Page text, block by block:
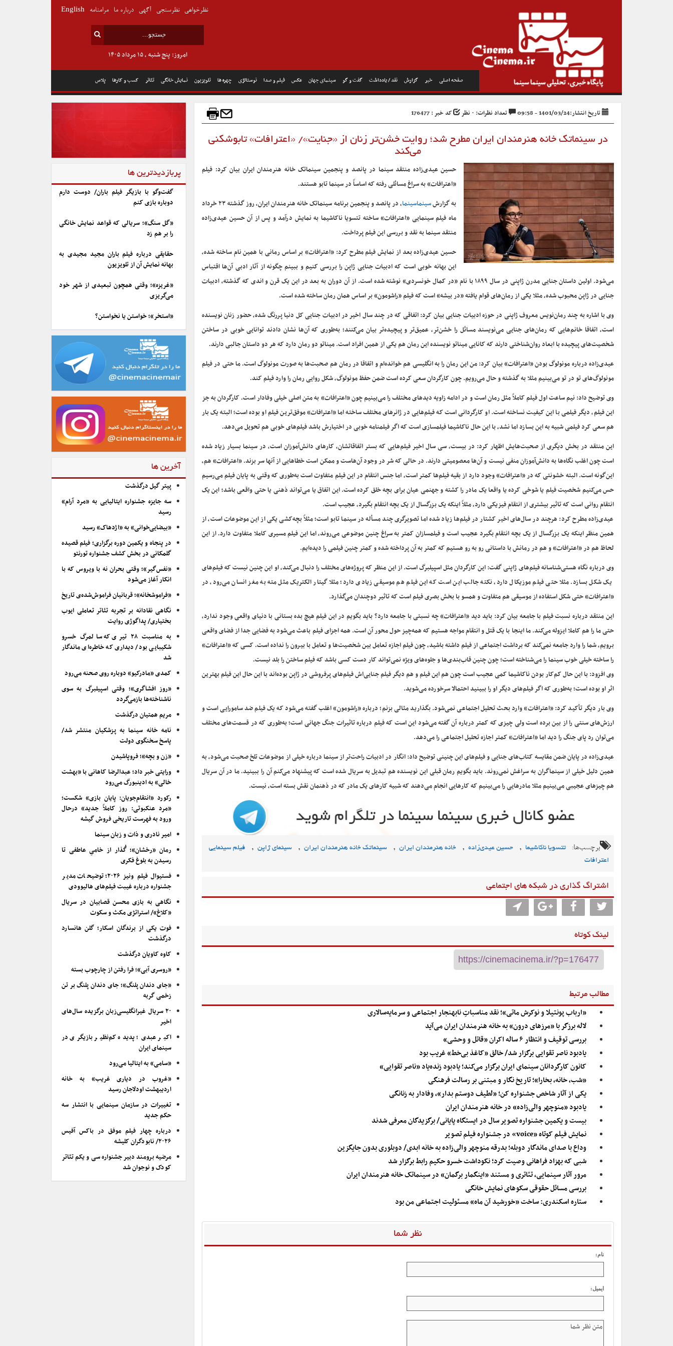
صفحه اصلی خبر گزارش نقد / یادداشت گفت و گو سینمای جهان عکس فیلم و صدا نوستالژی چهره ها تلویزیون نمایش خانگی تئاتر کسب و کارها پلاس
امروز: پنج شنبه , ۱۵ مرداد ۱۴۰۵
نظرخواهی نظرسنجی آگهی درباره ما مرامنامه English
تاریخ انتشار:1401/03/24 - 09:58 تعداد نظرات: ۰ نظر کد خبر : 176477
در سینماتک خانه هنرمندان ایران مطرح شد؛ روایت خشن‌تر زنان از «جنایت»/ «اعترافات» تابوشکنی
می‌کند
حسین عیدی‌زاده منتقد سینما در پانصد و پنجمین سینماتک خانه هنرمندان ایران بیان کرد: فیلم
«اعترافات» به سراغ مسائلی رفته که اساساً در سینما تابو هستند.
به گزارشسینماسینما
، در پانصد و پنجمین برنامه سینماتک خانه هنرمندان ایران، روز گذشته ۲۳ خرداد
ماه فیلم سینمایی «اعترافات» ساخته تتسویا ناکاشیما به نمایش درآمد و پس از آن حسین عیدی‌زاده
منتقد سینما به نقد و بررسی این فیلم پرداخت.
حسین عیدی‌زاده بعد از نمایش فیلم مطرح کرد: «اعترافات» بر اساس رمانی با همین نام ساخته شده،
این بهانه خوبی است که ادبیات جنایی ژاپن را بررسی کنیم و ببینم چگونه از آثار ادبی آن‌ها اقتباس
می‌شود. اولین داستان جنایی مدرن ژاپنی در سال ۱۸۹۹ با نام «در کمال خونسردی» نوشته شده است. از آن دوران به بعد در این یک قرن و اندی که گذشته، ادبیات
جنایی در ژاپن محبوب شده، مثلا یکی از رمان‌های قوام یافته‌ «در بیشه» است که فیلم «راشومون» بر اساس همان رمان ساخته شده است.
وی با اشاره به چند رمان‌نویس معروف ژاپنی در حوزه ادبیات جنایی بیان کرد: اتفاقی که در چند سال اخیر در ادبیات جنایی کل دنیا پررنگ شده، حضور زنان نویسنده
است، اتفاقا خانم‌هایی که رمان‌های جنایی می‌نویسند مسائل را خشن‌تر، عمیق‌تر و پیچیده‌تر بیان می‌کنند؛ به‌طوری که آن‌ها نشان دادند توانایی خوبی در ساختن
شخصیت‌های پیچیده با ابعاد روان‌شناختی دارند که کانایی میناتو نویسنده این رمان هم یکی از همین افراد است. میناتو دو رمان دارد که هر دو داستان جالبی دارند.
عیدی‌زاده درباره مونولوگ بودن «اعترافات» بیان کرد: من این رمان را به انگلیسی هم خوانده‌ام و اتفاقا در رمان هم صحبت‌ها به صورت مونولوگ است. ما حتی در فیلم
مونولوگ‌های تو در تو می‌بینیم مثلا به گذشته و حال می‌رویم. چون کارگردان سعی کرده است ضمن حفظ مونولوگ، شکل روایی رمان را وارد فیلم کند.
وی توضیح داد: نیم ساعت اول فیلم کاملاً مثل رمان است و در ادامه زاویه دیدهای مختلف را می‌بینیم چون «اعترافات» به متن اصلی خیلی وفادار است. کارگردان به جز
این فیلم، دیگر فیلمی با این کیفیت نساخته است. او کارگردانی است که فیلم‌هایی در ژانرهای مختلف ساخته اما «اعترافات» موفق‌ترین فیلم او بوده است؛ البته یک بار
هم سعی کرد فیلمی شبیه به این بسازد اما نشد، با این حال ناکاشیما فیلمسازی است که اگر فیلمنامه خوبی در اختیارش باشد فیلم‌های خوبی هم تحویل می‌دهد.
این منتقد در بخش دیگری از صحبت‌هایش اظهار کرد: در بیست، سی سال اخیر فیلم‌هایی که بستر اتفاقاتشان، کارهای دانش‌آموزان است، در سینما بسیار زیاد شده
است چون اغلب نگاه‌ها به دانش‌آموزان منفی نیست و آن‌ها معصومیتی دارند. در حالی که شر‌ در وجود آن‌هاست و ممکن است خطاهایی از آنها سر بزند. «اعترافات» هم،
این‌گونه است. البته خشونتی که در «اعترافات» وجود دارد از بقیه فیلم‌ها کمتر است، اما جنس انتقام در این فیلم متفاوت است به‌طوری که وقتی به پایان فیلم می‌رسیم
حس می‌کنیم شخصیت فیلم یا شوخی کرده یا واقعا یک مادر را کشته و جهنمی عیان برای بچه خلق کرده است. این اتفاق یا می‌تواند ذهنی یا حتی واقعی باشد؛ این یک
انتقام روانی است که تاثیر بیشتری از انتقام فیزیکی دارد، مثلاً اینکه یک بزرگسال از یک بچه انتقام بگیرد، عجیب است.
عیدی‌زاده مطرح کرد: هرچند در سال‌های اخیر کشتار در فیلم‌ها زیاد شده اما تصویرگری چند مسأله در سینما تابو است؛ مثلاً بچه‌کشی یکی از این موضوعات است، از
همین منظر اینکه یک بزرگسال از یک بچه انتقام بگیرد عجیب است و فیلمسازان کمتر به سراغ چنین موضوعی می‌روند، اما این فیلم مسیری کاملا متفاوت دارد. از این
لحاظ هم در «اعترافات» و هم در رمانش با داستانی رو به رو هستیم که کمتر به آن پرداخته شده و کمتر چنین فیلمی را دیده‌ایم.
وی درباره نگاه هستی‌شناسانه فیلم‌های ژاپنی گفت: این کارگردان مثل اسپیلبرگ است. از این منظر که پروژه‌های مختلف را دنبال می‌کند، او این چنین نیست که فیلم‌های
یک شکل بسازد. مثلا حتی فیلم موزیکال دارد، نکته جالب این است که این فیلم هم موسیقی زیادی دارد؛ مثلا گیتار الکتریک مثل مته به مغز انسان می‌رود، در
«اعترافات» حتی شکل استفاده از موسیقی هم متفاوت و همسو با بخش بصری فیلم است که تاثیر دوچندان می‌گذارد.
این منتقد درباره نسبت فیلم با جامعه بیان کرد: باید دید «اعترافات» چه نسبتی با جامعه دارد؟ باید بگویم در این فیلم هیچ بده بستانی با دنیای واقعی وجود ندارد،
حتی ما را هم کاملا ایزوله می‌کند. ما اینجا با یک قتل و انتقام مواجه هستیم که همه‌چیز حول محور آن است. همه اجزای فیلم باعث می‌شود به فضایی جدا از فضای واقعی
برویم، شما را وارد جامعه نمی‌کند که برداشت اجتماعی از فیلم داشته باشید، چون فیلم اجازه تعامل بین شخصیت‌ها و تعامل با بیرون‌ را نداده است. کسی که «اعترافات»
را ساخته خیلی خوب سینما را می‌شناخته است؛ چون چنین قاب‌بندی‌ها و جلوه‌های ویژه نمی‌تواند کار دست کسی باشد که فیلم ساختن را بلد نیست.
وی افزود: با این حال کم‌کار بودن ناکاشیما کمی عجیب است چون هم این فیلم و هم دیگر فیلم جنایی‌اش فیلم‌های پرفروشی در ژاپن بوده‌اند با این حال این فیلم بهترین
اثر او بوده است؛ به‌طوری که اگر فیلم‌های دیگر او را ببینید احتمالا سرخورده می‌شوید.
وی بار دیگر تأکید کرد: «اعترافات» وارد بحث تحلیل اجتماعی نمی‌شود. بگذارید مثالی بزنم؛ درباره «راشومون» اغلب گفته می‌شود که یک فیلم ضد سامورایی است و
ارزش‌های سنتی را از بین برده است ولی چیزی که کمتر درباره آن گفته می‌شود این است که فیلم درباره تاثیرات جنگ جهانی است؛ به‌طوری که در قسمت‌های مختلف
می‌توان رد پای جنگ را دید اما «اعترافات» کمتر اجازه تحلیل اجتماعی را می‌دهد.
عیدی‌زاده در پایان ضمن مقایسه کتاب‌های جنایی و فیلم‌های این چنینی توضیح داد: انگار در ادبیات راحت‌تر از سینما درباره خیلی از موضوعات تلخ صحبت می‌شود، به
همین دلیل خیلی از سینماگران به سراغش نمی‌روند. باید بگویم رمان قبلی این نویسنده هم تبدیل به سریال شده است که پیشنهاد می‌کنم آن را ببینید. ما در آن سریال
هم چیزهای عجیبی می‌بینیم مثلا مادرهایی را می‌بینیم که کارهایی انجام می‌دهند که شبیه کارهای یک مادر که در ذهنمان نقش بسته است، نیست.
برچسب‌ها: تتسویا ناکاشیما , حسین عیدی‌زاده , خانه هنرمندان ایران , سینماتک خانه هنرمندان ایران , سینمای ژاپن ,
فیلم سینمایی
اعترافات
اشتراگ گذاری در شبکه های اجتماعی
لینک کوتاه
مطالب مرتبط
«ارباب پونتیلا و نوکرش ماتی»؛ نقد مناسباتِ نابهنجار اجتماعی و سرمایه‌سالاری
لاله برزگر با «مرزهای درون» به خانه هنرمندان ایران می‌آید
بررسی توقیف و انتظار ۶ ساله اکران «قاتل و وحشی»
یادبود ناصر تقوایی برگزار شد/ خالق «کاغذ بی‌خط» غریب بود
کانون کارگردانان سینمای ایران برگزار می‌کند؛ یادبود زنده‌یاد «ناصر تقوایی»
«شب، خانه، بخارا»؛ تاریخ نگار و مبتنی بر رسالت فرهنگی
یکی از آثار شاخص جشنواره کن؛ «لطیف دوستم بدار»، وفادار به زنانگی
یادبود «منوچهر والی‌زاده» در خانه هنرمندان ایران
بیست و یکمین جشنواره تصویر سال در ایستگاه پایانی/ برگزیدگان معرفی شدند
نمایش فیلم کوتاه «voice» در جشنواره فیلم تصویر
وداع با صدای ماندگار دوبله؛ بدرقه منوچهر والی‌زاده به خانه ابدی/ دوبلوری بدون جایگزین
شبی که بهزاد فراهانی وصیت کرد؛ نکوداشت خسرو حکیم رابط برگزار شد
مرور آثار سینمایی، تئاتری و مستند «اینگمار برگمان» در سینماتک خانه هنرمندان ایران
بررسی مسائل حقوقی سکوهای نمایش خانگی
ستاره اسکندری: ساخت «خورشید آن ماه» مسئولیت اجتماعی من بود
نظر شما
نام:
ایمیل:
پربازدیدترین ها
گفت‌وگو با بازیگر فیلم باران/ دوست دارم
دوباره بازی کنم
«گل سنگ»؛ سریالی که قواعد نمایش خانگی
را بر هم زد
حقایقی درباره فیلم باران مجید مجیدی به
بهانه نمایش آن از تلویزیون
«غریزه»؛ وقتی همچون تبعیدی از شهر خود
می‌گریزی
«استخر»؛ خواستن یا نخواستن؟
آخرین ها
پیتر گیل درگذشت
سه جایزه جشنواره ایتالیایی به «مرد آرام»
رسید
«بیضایی‌خوانی» به «اژدهاک» رسید
در پنجاه و یکمین دوره برگزاری؛ فیلم قصیده
گلمکانی در بخش کشف جشنواره تورنتو
«نفس‌گیر»؛ وقتی بحران نه با ویروس که با
انکار آغاز می‌شود
«فراموشخانه»؛ قربانیان فراموش‌شده‌ی تاریخ
نگاهی نقادانه بر تجربه تئاتر تعاملی ایوب
بختیاری/ پداگوژی روایت
به مناسبت ۲۸ تیری که سالمرگ خسرو
شکیبایی بود/ دیداری که خاطره‌ای ماندگار
شد
کمدی «مادرکیو» دوباره روی صحنه می‌رود
«روز افشاگری»؛ وقتی اسپیلبرگ به سوی
ناشناخته‌ها بازمی‌گردد
مریم همتیان درگذشت
نامه خانه سینما به پزشکیان منتشر شد/
پاسخ سخنگوی دولت
«زن و بچه»؛ فروپاشیدن
ورایتی خبر داد؛ عبدالرضا کاهانی با «بهشت
خالی» به ادینبورگ می‌رود
رکورد «انتقام‌جویان: پایان بازی» شکست؛
«مرد عنکبوتی: روز کاملاً جدید» درحال
ورود به فهرست تاریخی فروش گیشه
امیر نادری و ذات و زبان سینما
رمان «رخشان»؛ گُذار از خامیِ عاطفی تا
رسیدن به بلوغ فکری
فستیوال فیلم ونیز ۲۰۲۶؛ توضیحات مدیر
جشنواره درباره غیبت فیلم‌های هالیوودی
نگاهی به بازی محسن قصابیان در سریال
«کلاغ»/ استراتژی مکث و سکوت
فوت یکی از برندگان اسکار؛ گلن هانسارد
درگذشت
کاوه کاویان درگذشت
«روسری آبی»؛ فرا رفتن از چارچوب بسته
«جای دندان پلنگ»؛ جای دندان پلنگ بر تن
زخمی گربه
۲۰ سریال غیرانگلیسی‌زبان برگزیده سال‌های
اخیر
اکبر عبدی؛ پدیده کم‌نظیر بازیگری در
سینمای ایران
«سامی» به ایتالیا می‌رود
«غروب در دیاری غریب» به خانه
اردیبهشت اودلاجان رسید
تغییرات در سازمان سینمایی با انتشار سه
حکم جدید
درباره چهار فیلم موفق در باکس آفیس
۲۰۲۶/ نابودگران کلیشه
مرضیه برومند دبیر جشنواره سی و یکم تئاتر
کودک و نوجوان شد